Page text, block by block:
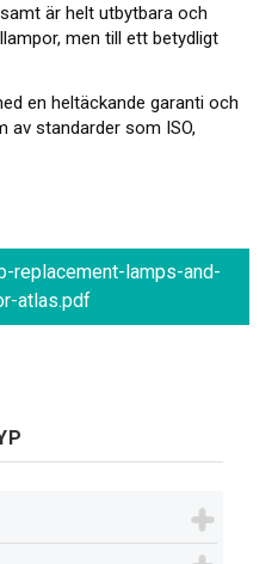
är helt utbytbara och
men till ett betydligt
en heltäckande garanti och
av standarder som ISO,
replacement-lamps-and-
atlas.pdf